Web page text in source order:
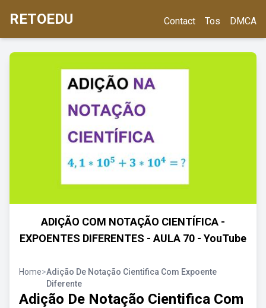
RETOEDU Contact Tos DMCA
ADIÇÃO COM NOTAÇÃO CIENTÍFICA -
EXPOENTES DIFERENTES - AULA 70 - YouTube
Home>Adição De Notação Cientifica Com Expoente
Diferente
Adição De Notação Cientifica Com